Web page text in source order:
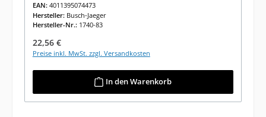
EAN: 4011395074473
Hersteller: Busch-Jaeger
Hersteller-Nr.: 1740-83
Regulärer Preis:
22,56 €
Preise inkl. MwSt. zzgl. Versandkosten
In den Warenkorb